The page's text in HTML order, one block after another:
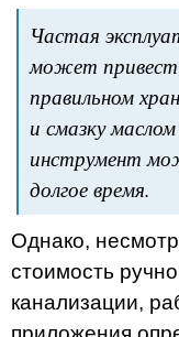
Частая
может
правильном
и смазку
инструмент
долгое время.
Однако,
стоимость
канализации,